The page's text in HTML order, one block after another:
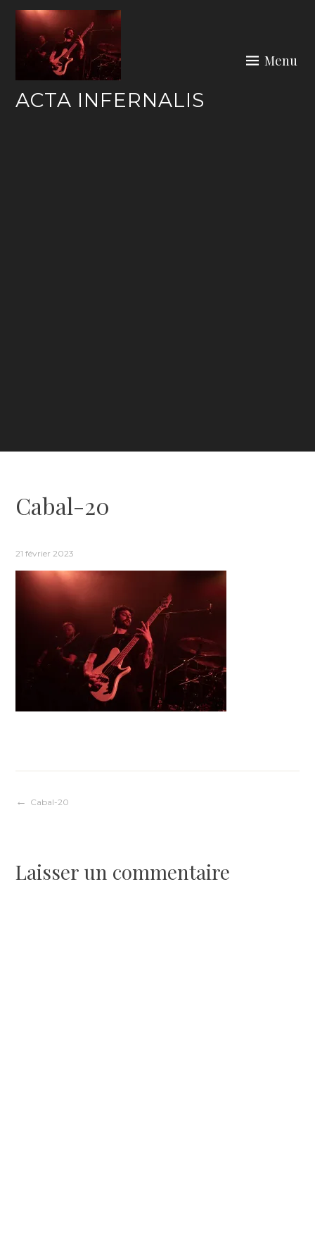
Skip
content
ACTA INFERNALIS
Menu
Cabal-20
21 février 2023
Navigation
l’article
Cabal-20
Laisser un commentaire